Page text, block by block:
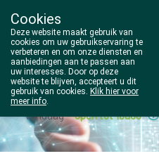
014/810298
Vandaag open tot 18u30
Cookies
Deze website maakt gebruik van
cookies om uw gebruikservaring te
verbeteren en om onze diensten en
aanbiedingen aan te passen aan
uw interesses. Door op deze
website te blijven, accepteert u dit
gebruik van cookies. Klik hier voor
meer info.